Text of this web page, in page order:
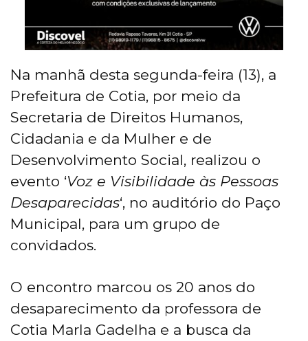
Na manhã desta segunda-feira (13), a
Prefeitura de Cotia, por meio da
Secretaria de Direitos Humanos,
Cidadania e da Mulher e de
Desenvolvimento Social, realizou o
evento ‘Voz e Visibilidade às Pessoas
Desaparecidas‘, no auditório do Paço
Municipal, para um grupo de
convidados.
O encontro marcou os 20 anos do
desaparecimento da professora de
Cotia Marla Gadelha e a busca da